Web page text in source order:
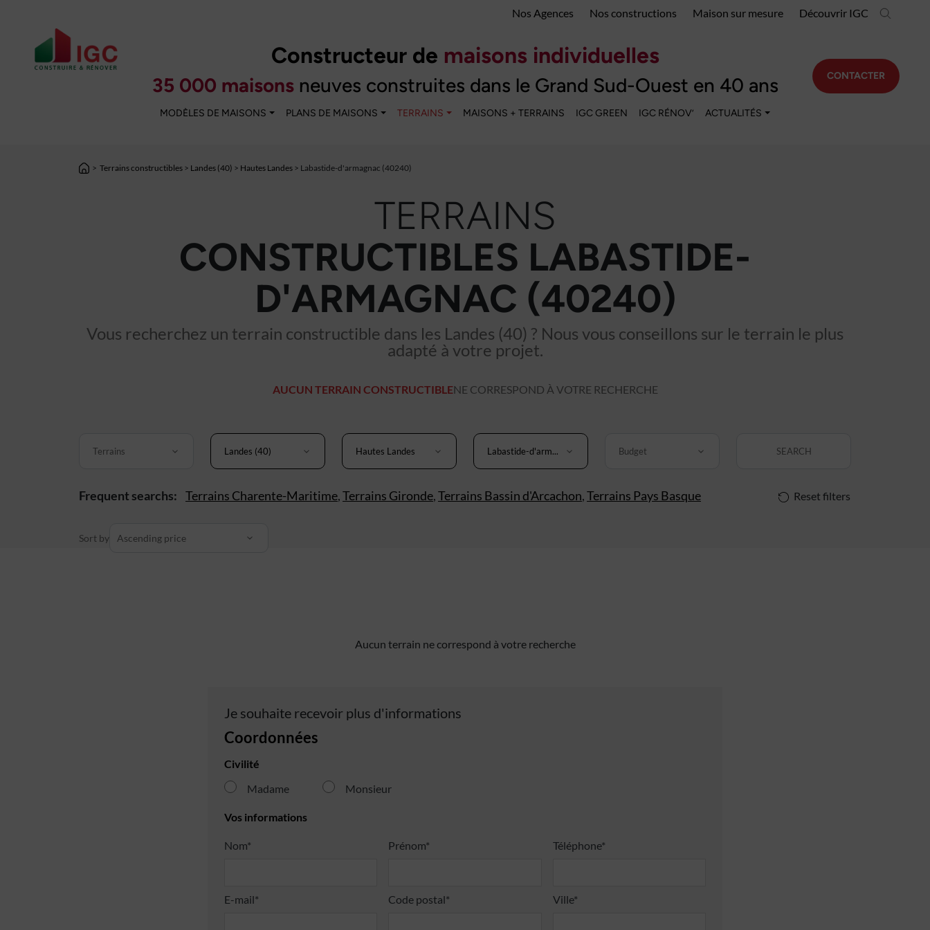
Nos Agences Nos constructions Maison sur mesure Découvrir IGC
Constructeur de maisons individuelles
35 000 maisonsneuves construites dans le Grand Sud-Ouest en 40 ans
MODÈLES DE MAISONS PLANS DE MAISONS TERRAINS MAISONS + TERRAINS IGC GREEN IGC RÉNOV’ ACTUALITÉS
CONTACTER
> Terrains constructibles > Landes (40) > Hautes Landes > Labastide-d'armagnac (40240)
TERRAINS
CONSTRUCTIBLES LABASTIDE-
D'ARMAGNAC (40240)
Vous recherchez un terrain constructible dans les Landes (40) ? Nous vous conseillons sur le terrain le plus
adapté à votre projet.
AUCUN TERRAIN CONSTRUCTIBLENE CORRESPOND À VOTRE RECHERCHE
Terrains Landes (40) Hautes Landes Labastide-d'arm... Budget SEARCH
Frequent searchs: Terrains Charente-Maritime,Terrains Gironde,Terrains Bassin d'Arcachon,Terrains Pays Basque Reset filters
Sort by Ascending price
Aucun terrain ne correspond à votre recherche
Je souhaite recevoir plus d'informations
Coordonnées
Civilité
Madame
Monsieur
Vos informations
Nom* Prénom* Téléphone*
E-mail* Code postal* Ville*